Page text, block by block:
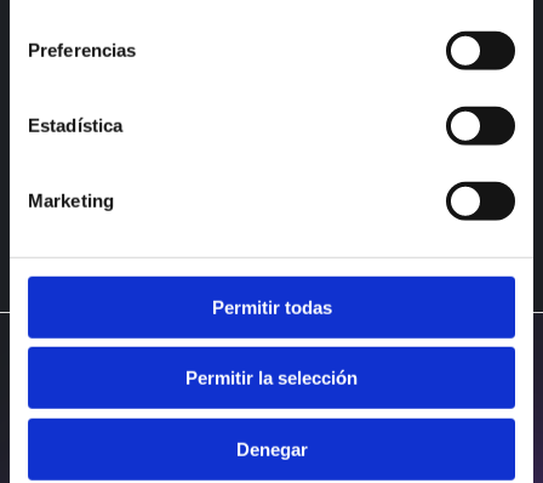
Preferencias
Estadística
Marketing
Permitir todas
Permitir la selección
Denegar
LÍNEA INDUSTRIAL
LÍNEA PETS